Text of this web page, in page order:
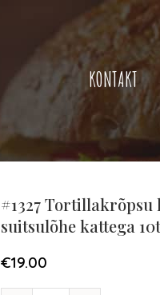
KONTAKT
#1327
suitsulõhe kattega
€19.00